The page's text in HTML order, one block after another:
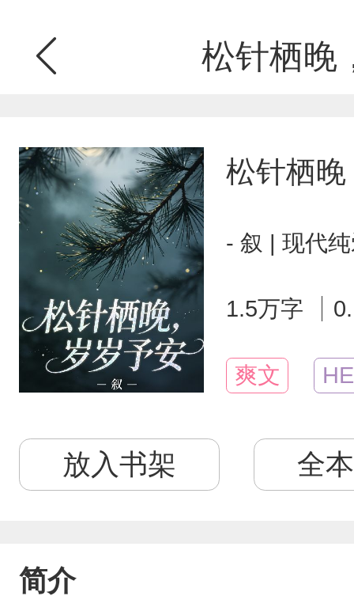
松针栖晚
松针栖
- 叙 | 现代
1.5万字
爽文 HE
放入书架 全
简介